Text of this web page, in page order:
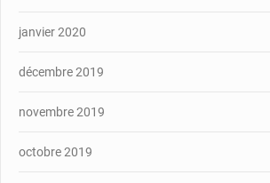
janvier 2020
décembre 2019
novembre 2019
octobre 2019